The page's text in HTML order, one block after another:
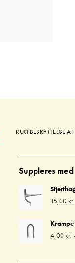
Suppleres med
15,00 kr.
4,00 kr. -
RUSTBESKYTTELSE